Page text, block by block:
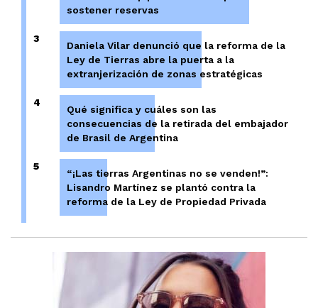
sostener reservas
3
Daniela Vilar denunció que la reforma de la
Ley de Tierras abre la puerta a la
extranjerización de zonas estratégicas
4
Qué significa y cuáles son las
consecuencias de la retirada del embajador
de Brasil de Argentina
5
“¡Las tierras Argentinas no se venden!”:
Lisandro Martínez se plantó contra la
reforma de la Ley de Propiedad Privada